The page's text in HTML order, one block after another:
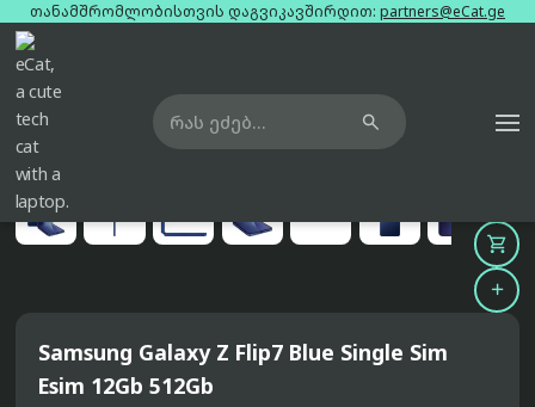
თანამშრომლობისთვის დაგვიკავშირდით: partners@eCat.ge

მთავარი ტელეფონები

Samsung Galaxy Z Flip7 Blue Single Sim
Esim 12Gb 512Gb

